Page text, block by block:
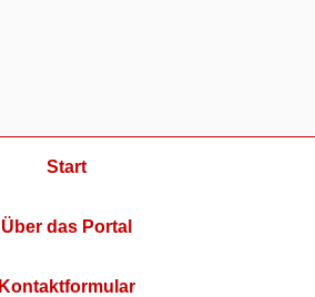
Start
Über das Portal
Kontaktformular